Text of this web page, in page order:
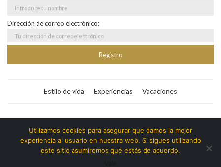
Dirección de correo electrónico:
Estilo de vida Experiencias Vacaciones
Bitacora365
Copyright ©️ | Bitacora365 - @soybyll | Todos los
Utilizamos cookies para asegurar que damos la mejor
experiencia al usuario en nuestra web. Si sigues utilizando
este sitio asumiremos que estás de acuerdo.